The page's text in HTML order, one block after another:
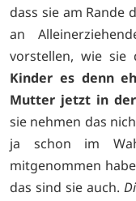
dass sie am Rande
an
vorstellen, wie sie
Kinder es denn
Mutter jetzt in
sie nehmen das
ja schon im
mitgenommen
das sind sie auch.